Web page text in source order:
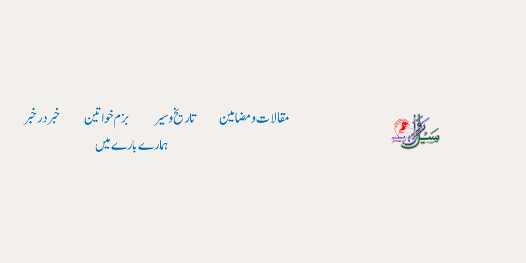
مقالات و مضامین تاریخ وسیر بزم خواتین خبر در خبر
ہمارے بارے میں